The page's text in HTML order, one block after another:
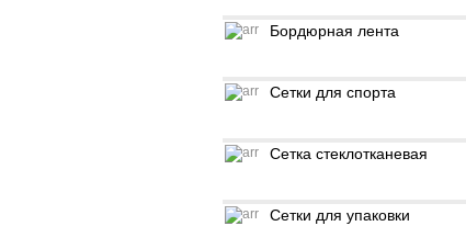
Бордюрная лента
Сетки для спорта
Сетка стеклотканевая
Сетки для упаковки